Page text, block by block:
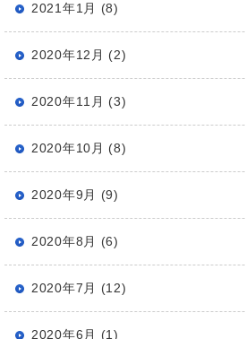
2021年1月 (8)
2020年12月 (2)
2020年11月 (3)
2020年10月 (8)
2020年9月 (9)
2020年8月 (6)
2020年7月 (12)
2020年6月 (1)